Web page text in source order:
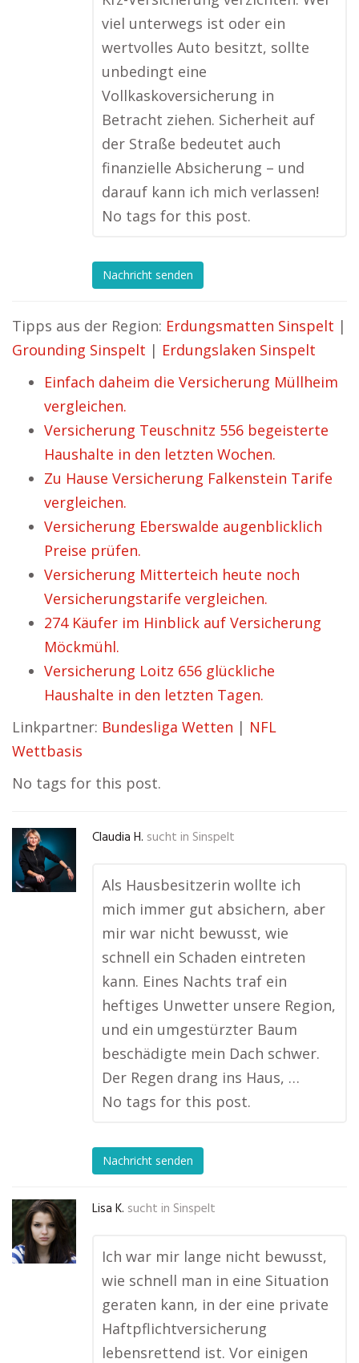
viel unterwegs ist oder ein
wertvolles Auto besitzt, sollte
unbedingt eine
Vollkaskoversicherung in
Betracht ziehen. Sicherheit auf
der Straße bedeutet auch
finanzielle Absicherung – und
darauf kann ich mich verlassen!
No tags for this post.
Nachricht senden
Tipps aus der Region: Erdungsmatten Sinspelt |
Grounding Sinspelt | Erdungslaken Sinspelt
Einfach daheim die Versicherung Müllheim
vergleichen.
Versicherung Teuschnitz 556 begeisterte
Haushalte in den letzten Wochen.
Zu Hause Versicherung Falkenstein Tarife
vergleichen.
Versicherung Eberswalde augenblicklich
Preise prüfen.
Versicherung Mitterteich heute noch
Versicherungstarife vergleichen.
274 Käufer im Hinblick auf Versicherung
Möckmühl.
Versicherung Loitz 656 glückliche
Haushalte in den letzten Tagen.
Linkpartner: Bundesliga Wetten | NFL
Wettbasis
No tags for this post.
Claudia H. sucht in Sinspelt
Als Hausbesitzerin wollte ich
mich immer gut absichern, aber
mir war nicht bewusst, wie
schnell ein Schaden eintreten
kann. Eines Nachts traf ein
heftiges Unwetter unsere Region,
und ein umgestürzter Baum
beschädigte mein Dach schwer.
Der Regen drang ins Haus, …
No tags for this post.
Nachricht senden
Lisa K. sucht in Sinspelt
Ich war mir lange nicht bewusst,
wie schnell man in eine Situation
geraten kann, in der eine private
Haftpflichtversicherung
lebensrettend ist. Vor einigen